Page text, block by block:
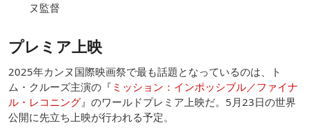
ヌ監督
プレミア上映
2025年カンヌ国際映画祭で最も話題となっているのは、ト
ム・クルーズ主演の『 ミッション：インポッシブル／ファイナ
ル・レコニング』のワールドプレミア上映だ。5月23日の世界
公開に先立ち上映が行われる予定。